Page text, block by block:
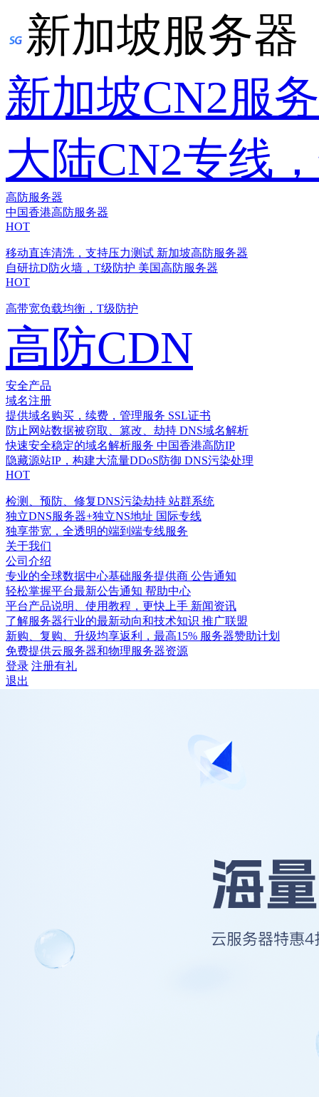
新加坡服务器
新加坡CN2服
大陆CN2专线
高防服务器
中国香港高防服务器
HOT
移动直连清洗，支持压力测试 新加坡高防服务器
自研抗D防火墙，T级防护 美国高防服务器
HOT
高带宽负载均衡，T级防护
高防CDN
安全产品
域名注册
提供域名购买，续费，管理服务 SSL证书
防止网站数据被窃取、篡改、劫持 DNS域名解析
快速安全稳定的域名解析服务 中国香港高防IP
隐藏源站IP，构建大流量DDoS防御 DNS污染处理
HOT
检测、预防、修复DNS污染劫持 站群系统
独立DNS服务器+独立NS地址 国际专线
独享带宽，全透明的端到端专线服务
关于我们
公司介绍
专业的全球数据中心基础服务提供商 公告通知
轻松掌握平台最新公告通知 帮助中心
平台产品说明、使用教程，更快上手 新闻资讯
了解服务器行业的最新动向和技术知识 推广联盟
新购、复购、升级均享返利，最高15% 服务器赞助计划
免费提供云服务器和物理服务器资源
登录 注册有礼
退出